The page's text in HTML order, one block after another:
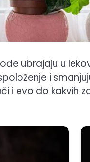
ubrajaju u
i
i evo do kakvih